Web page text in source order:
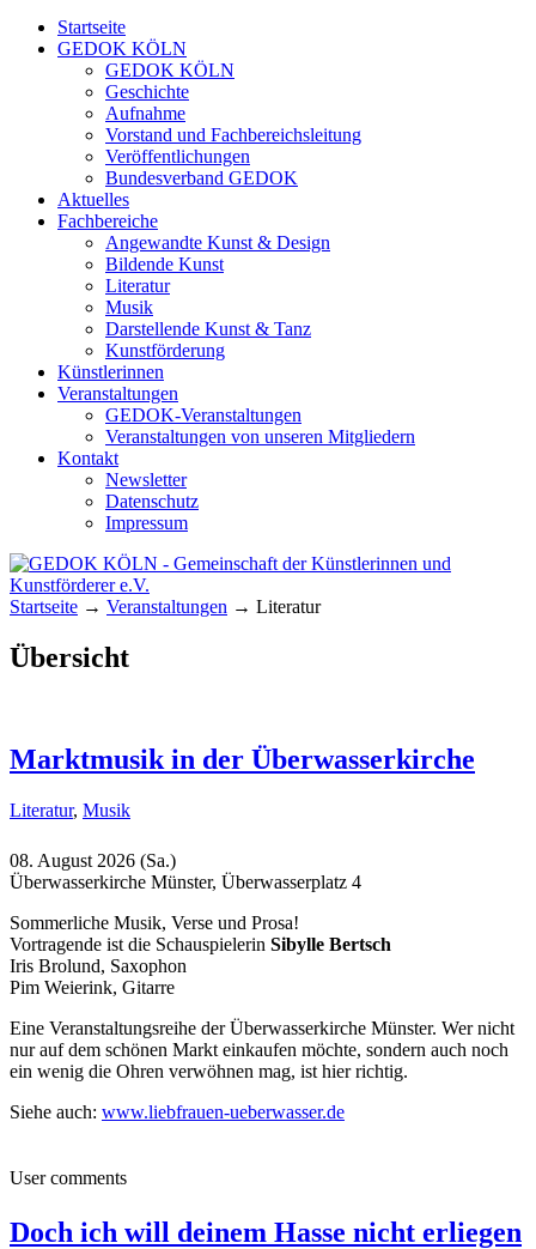
Startseite
GEDOK KÖLN
GEDOK KÖLN
Geschichte
Aufnahme
Vorstand und Fachbereichsleitung
Veröffentlichungen
Bundesverband GEDOK
Aktuelles
Fachbereiche
Angewandte Kunst & Design
Bildende Kunst
Literatur
Musik
Darstellende Kunst & Tanz
Kunstförderung
Künstlerinnen
Veranstaltungen
GEDOK-Veranstaltungen
Veranstaltungen von unseren Mitgliedern
Kontakt
Newsletter
Datenschutz
Impressum
GEDOK KÖLN
Gemeinschaft der Künstlerinnen und
Kunstförderer e.V.
Startseite → Veranstaltungen → Literatur
Übersicht
Marktmusik in der Überwasserkirche
Literatur, Musik
08. August 2026 (Sa.)
Überwasserkirche Münster, Überwasserplatz 4
Sommerliche Musik, Verse und Prosa!
Vortragende ist die Schauspielerin Sibylle Bertsch
Iris Brolund, Saxophon
Pim Weierink, Gitarre
Eine Veranstaltungsreihe der Überwasserkirche Münster. Wer nicht
nur auf dem schönen Markt einkaufen möchte, sondern auch noch
ein wenig die Ohren verwöhnen mag, ist hier richtig.
Siehe auch: www.liebfrauen-ueberwasser.de
User comments
Doch ich will deinem Hasse nicht erliegen